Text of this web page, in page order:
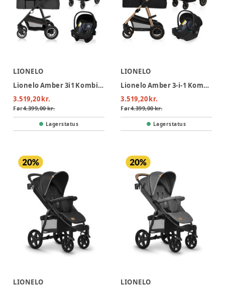
LIONELO
Lionelo Amber 3i1 Kombivognspakke - Grey Graphite
3.519,20 kr.
Før4.399,00 kr.
Lagerstatus
LIONELO
Lionelo Amber 3-i-1 Kombivognspakke - Black Onyx
3.519,20 kr.
Før4.399,00 kr.
Lagerstatus
LIONELO
LIONELO